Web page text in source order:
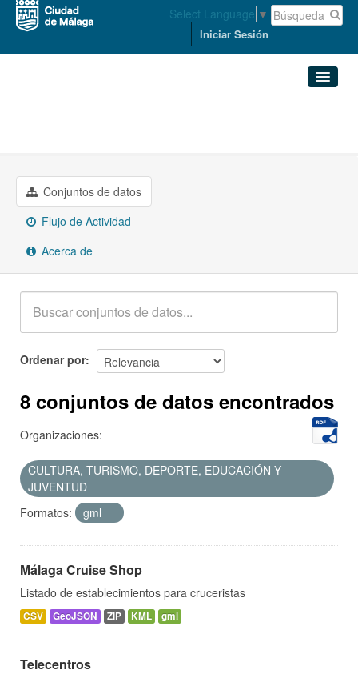
Select Language ▼
Iniciar Sesión
Grupos
Acerca de
Conjuntos de datos
Flujo de Actividad
Acerca de
Ordenar por
8 conjuntos de datos encontrados
Organizaciones:
CULTURA, TURISMO, DEPORTE, EDUCACIÓN Y
JUVENTUD
Formatos:
gml
Málaga Cruise Shop
Listado de establecimientos para cruceristas
CSV GeoJSON ZIP KML gml
Telecentros